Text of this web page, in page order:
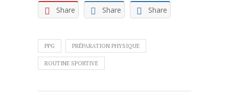
Share Share Share
PPG PRÉPARATION PHYSIQUE
ROUTINE SPORTIVE